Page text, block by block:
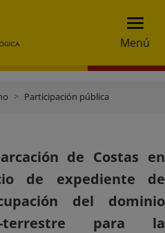
Menú
Participación pública
de Costas en
de expediente de
del dominio
terrestre para la